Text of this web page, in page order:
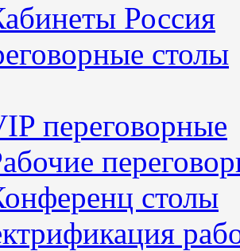
Россия
столы
переговорные
столы